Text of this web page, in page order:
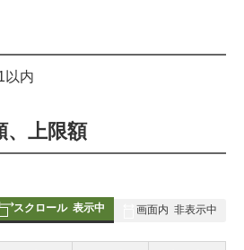
以内
、上限額
スクロール 表示中 画面内 非表示中